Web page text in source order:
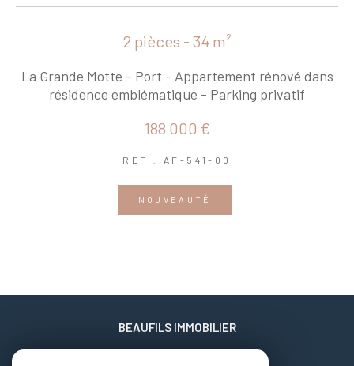
2 pièces - 34 m²
La Grande Motte - Port - Appartement rénové dans
résidence emblématique - Parking privatif
188 000 €
REF : AF-541-00
NOUVEAUTÉ
BEAUFILS IMMOBILIER